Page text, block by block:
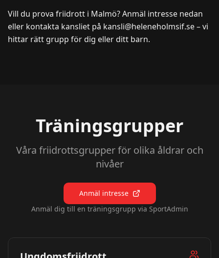
Vill du prova friidrott i Malmö? Anmäl intresse nedan
eller kontakta kansliet på kansli@heleneholmsif.se – vi
hittar rätt grupp för dig eller ditt barn.
Träningsgrupper
Våra friidrottsgrupper för olika åldrar och
nivåer
Anmäl intresse
Anmäl dig till en träningsgrupp via SportAdmin